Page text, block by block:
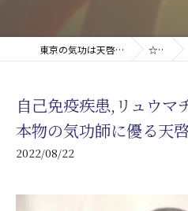
東京の気功は天啓気療院(天啓気功療法治療院) ☆ブログ
自己免疫疾患,リュウマ
本物の気功師に優る天
2022/08/22